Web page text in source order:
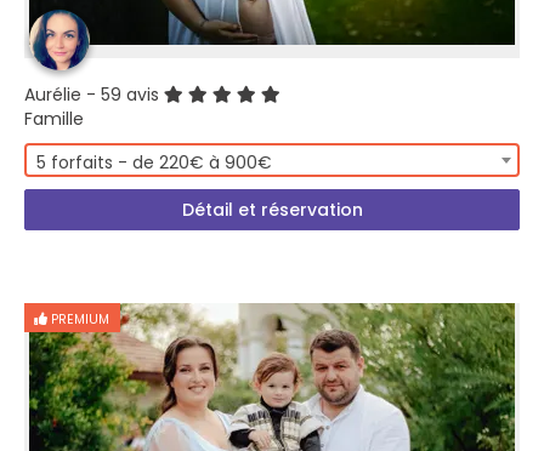
Aurélie - 59 avis
Famille
5 forfaits - de 220€ à 900€
Détail et réservation
PREMIUM